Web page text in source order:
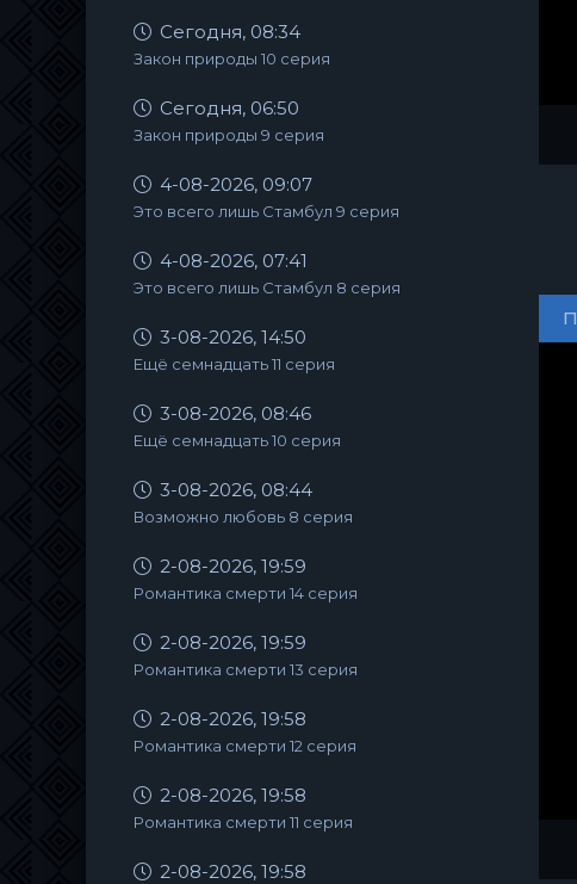
Сегодня, 08:34
Закон природы 10 серия
Сегодня, 06:50
Закон природы 9 серия
4-08-2026, 09:07
Это всего лишь Стамбул 9 серия
4-08-2026, 07:41
Это всего лишь Стамбул 8 серия
3-08-2026, 14:50
Ещё семнадцать 11 серия
3-08-2026, 08:46
Ещё семнадцать 10 серия
3-08-2026, 08:44
Возможно любовь 8 серия
2-08-2026, 19:59
Романтика смерти 14 серия
2-08-2026, 19:59
Романтика смерти 13 серия
2-08-2026, 19:58
Романтика смерти 12 серия
2-08-2026, 19:58
Романтика смерти 11 серия
2-08-2026, 19:58